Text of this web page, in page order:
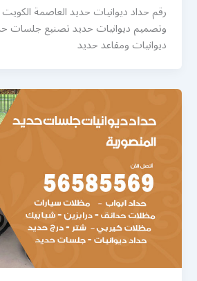
رقم حداد ديوانيات حديد العاصمة
وتصميم ديوانيات حديد تصنيع جلسات
ديوانيات ومقاعد حديد